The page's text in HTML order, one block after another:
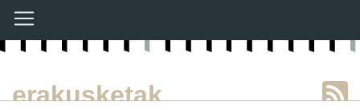
erakusketak